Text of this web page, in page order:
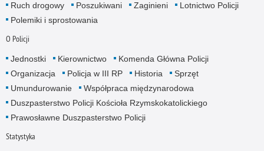
Ruch drogowy
Poszukiwani Zaginieni
Lotnictwo Policji
Polemiki i sprostowania
O Policji
Jednostki Kierownictwo
Komenda Główna Policji
Organizacja
Policja w III RP Historia
Sprzęt
Umundurowanie
Współpraca międzynarodowa
Duszpasterstwo Policji Kościoła Rzymskokatolickiego
Prawosławne Duszpasterstwo Policji
Statystyka